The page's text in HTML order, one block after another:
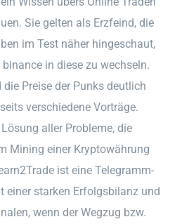
Sie gelten als Erzfeind, die
im Test näher hingeschaut,
in diese zu wechseln.
Preise der Punks deutlich
verschiedene Vorträge.
aller Probleme, die
Mining einer Kryptowährung
ist eine Telegramm-
einer starken Erfolgsbilanz und
wenn der Wegzug bzw.